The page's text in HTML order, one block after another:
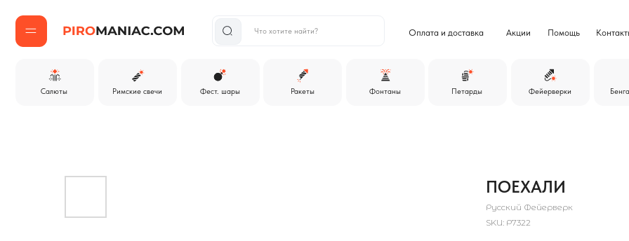
Оплата и доставка Помощь Контакты
Что хотите найти?
Салюты Бенгальские огни
Римские свечи Фест. шары
ПОЕХАЛИ
Русский Фейерверк
SKU: Р7322